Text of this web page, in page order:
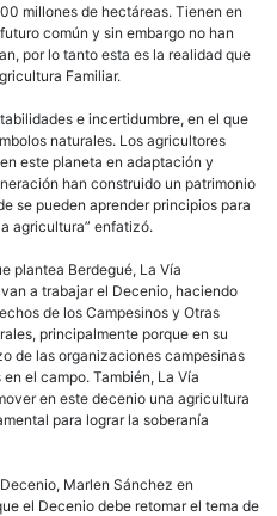
millones de hectáreas. Tienen en
común y sin embargo no han
por lo tanto esta es la realidad que
Familiar.
e incertidumbre, en el que
naturales. Los agricultores
este planeta en adaptación y
han construido un patrimonio
se pueden aprender principios para
agricultura” enfatizó.
plantea Berdegué, La Vía
a trabajar el Decenio, haciendo
de los Campesinos y Otras
principalmente porque en su
de las organizaciones campesinas
el campo. También, La Vía
en este decenio una agricultura
para lograr la soberanía
Marlen Sánchez en
el Decenio debe retomar el tema de